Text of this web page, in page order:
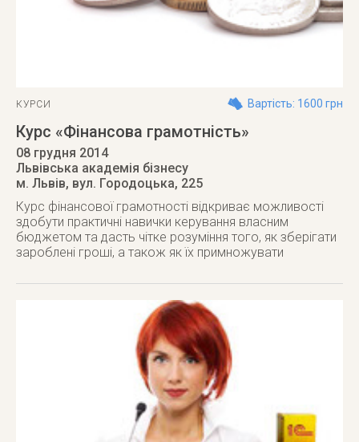
КУРСИ Вартість: 1600 грн
Курс «Фінансова грамотність»
08 грудня 2014
Львівська академія бізнесу
м. Львів, вул. Городоцька, 225
Курс фінансової грамотності відкриває можливості
здобути практичні навички керування власним
бюджетом та дасть чітке розуміння того, як зберігати
зароблені гроші, а також як їх примножувати